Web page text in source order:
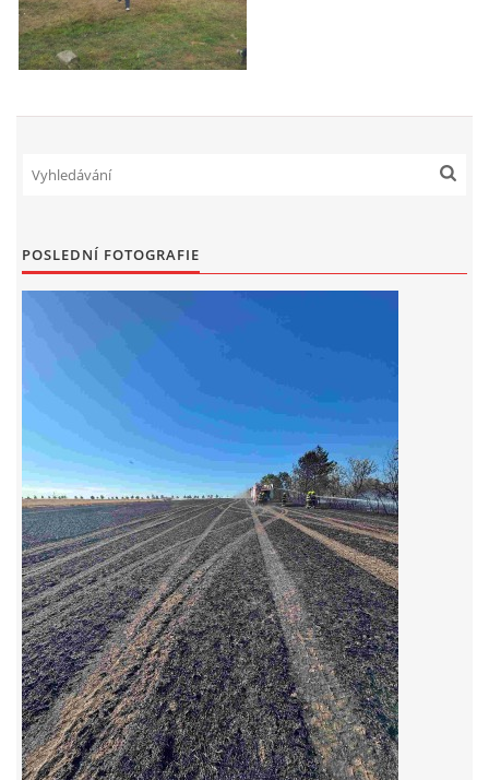
POSLEDNÍ FOTOGRAFIE